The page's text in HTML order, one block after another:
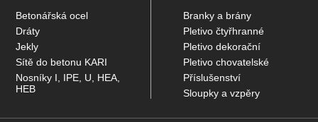
Betonářská ocel
Dráty
Jekly
Sítě do betonu KARI
Nosníky I, IPE, U, HEA,
HEB
Branky a brány
Pletivo čtyřhranné
Pletivo dekorační
Pletivo chovatelské
Příslušenství
Sloupky a vzpěry